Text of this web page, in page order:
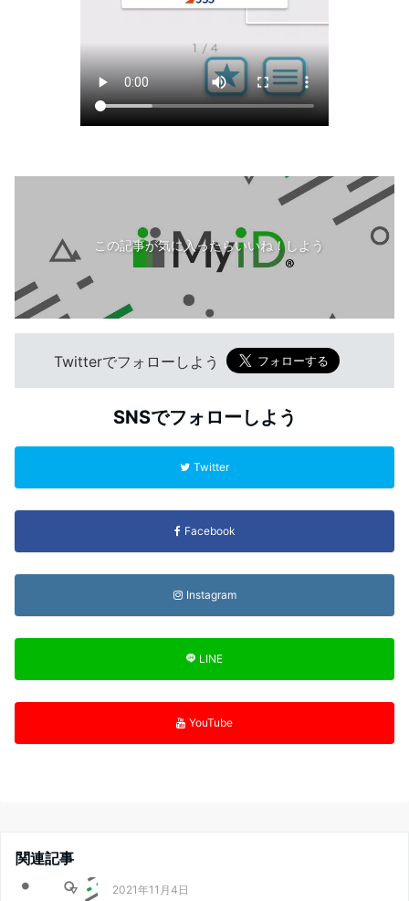
この記事が気に入ったらいいね！しよう
Twitterでフォローしよう
SNSでフォローしよう
Twitter
Facebook
Instagram
LINE
YouTube
関連記事
2021年11月4日